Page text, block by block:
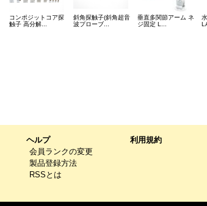
コンポジットコア探
触子 高分解...
斜角探触子(斜角超音
波プローブ...
垂直多関節アーム ネ
ジ固定 L...
ヘルプ
会員ランクの変更
製品登録方法
RSSとは
利用規約